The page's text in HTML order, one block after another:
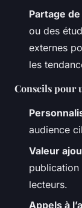
Partage
ou des
externes
les
Conseils pour
audience
Valeur
publication
lecteurs.
Appels à